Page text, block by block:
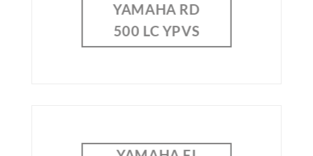
YAMAHA RD
500 LC YPVS